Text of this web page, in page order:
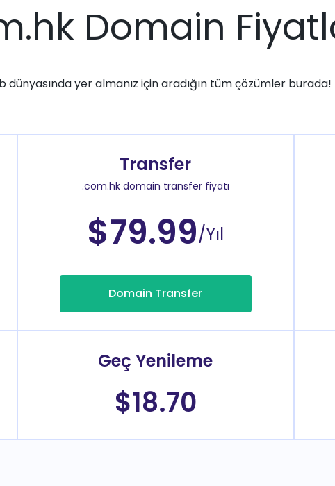
Domain
dünyasında yer almanız için aradığın tüm çözümler burada!
Transfer
.com.hk domain transfer fiyatı
$79.99/Yıl
Domain Transfer
Geç Yenileme
$18.70